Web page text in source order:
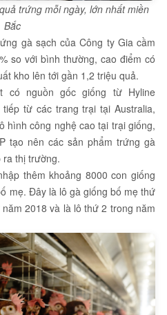
trứng mỗi ngày, lớn nhất miền
Bắc
gà sạch của Công ty Gia cầm
so với bình thường, cao điểm có
kho lên tới gần 1,2 triệu quả.
có nguồn gốc giống từ Hyline
từ các trang trại tại Australia,
hình công nghệ cao tại trại giống,
tạo nên các sản phẩm trứng gà
ra thị trường.
thêm khoảng 8000 con giống
mẹ. Đây là lô gà giống bố mẹ thứ
2018 và là lô thứ 2 trong năm